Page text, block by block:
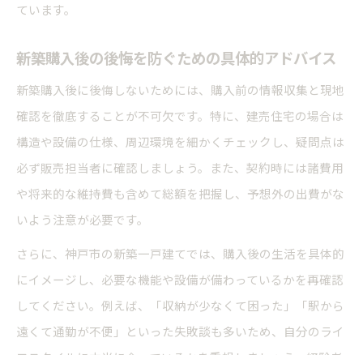
ています。
新築購入後の後悔を防ぐための具体的アドバイス
新築購入後に後悔しないためには、購入前の情報収集と現地
確認を徹底することが不可欠です。特に、建売住宅の場合は
構造や設備の仕様、周辺環境を細かくチェックし、疑問点は
必ず販売担当者に確認しましょう。また、契約時には諸費用
や将来的な維持費も含めて総額を把握し、予想外の出費がな
いよう注意が必要です。
さらに、神戸市の新築一戸建てでは、購入後の生活を具体的
にイメージし、必要な機能や設備が備わっているかを再確認
してください。例えば、「収納が少なくて困った」「駅から
遠くて通勤が不便」といった失敗談も多いため、自分のライ